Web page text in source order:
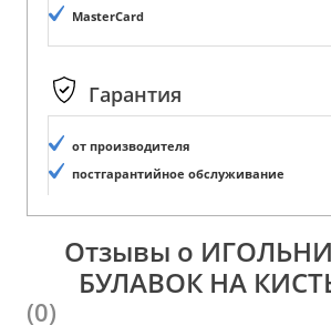
MasterCard
Гарантия
от производителя
постгарантийное обслуживание
Отзывы о
БУЛАВОК НА
(0)